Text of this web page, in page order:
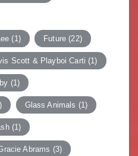
(1) Future (22)
Scott & Playboi Carti (1)
(1)
Glass Animals (1)
(1)
Abrams (3)